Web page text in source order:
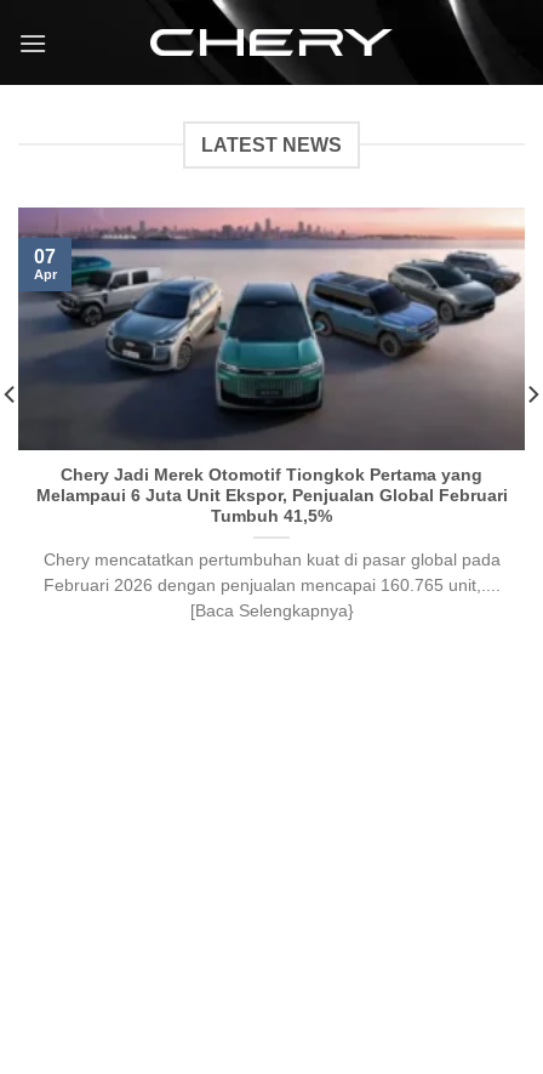
LATEST NEWS
Chery Jadi Merek Otomotif Tiongkok Pertama yang
Melampaui 6 Juta Unit Ekspor, Penjualan Global Februari
Tumbuh 41,5%
Chery mencatatkan pertumbuhan kuat di pasar global pada
Februari 2026 dengan penjualan mencapai 160.765 unit,....
[Baca Selengkapnya}
07
Apr